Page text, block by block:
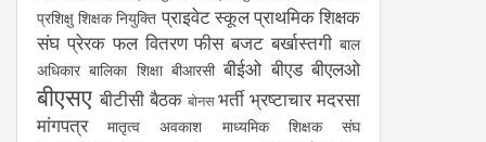
प्रशिक्षु शिक्षक नियुक्ति प्राइवेट स्कूलप्राथमिक शिक्षक
संघ प्रेरक फल वितरण फीस बजट बर्खास्तगी बाल
अधिकार बालिका शिक्षा बीआरसी बीईओ बीएड बीएलओ
बीएसए बीटीसी बैठक बोनस भर्ती भ्रष्टाचार मदरसा
मांगपत्र
मातृत्व अवकाश माध्यमिक शिक्षक संघ